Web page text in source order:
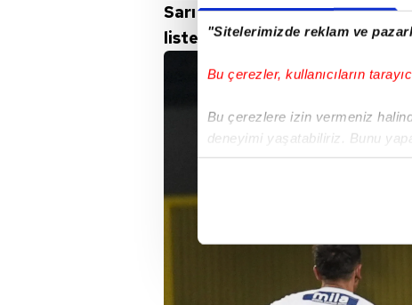
"Sitelerimizde reklam ve
Bu çerezler, kullanıcıların
Bu çerezlere izin vermeniz
deneyimi yaşatabiliriz. Bunu
içerikleri sunabilmek adına
Her halükârda, kullanıcılar, bu
Sizlere daha iyi bir hizmet
çerezler vasıtasıyla çeşitli
Sarı kırmızılı yönetim,
listesindeki isimler